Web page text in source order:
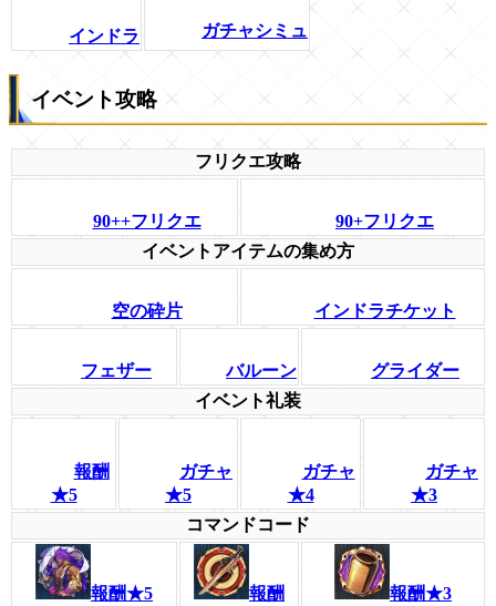
インドラ ガチャシミュ
イベント攻略
フリクエ攻略
90++フリクエ
90+フリクエ
イベントアイテムの集め方
空の砕片 インドラチケット
フェザー バルーン
グライダー
イベント礼装
報酬
★5
ガチャ
★5
ガチャ
★4
ガチャ
★3
コマンドコード
報酬★5 報酬 報酬★3